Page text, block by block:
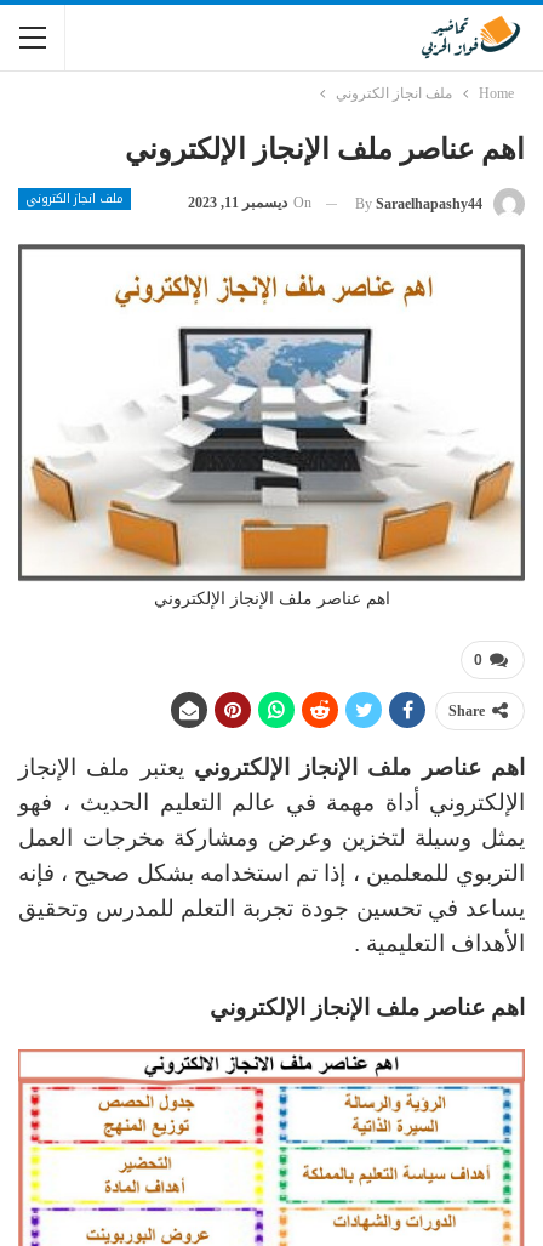
Home ملف انجاز الكتروني
اهم عناصر ملف الإنجاز الإلكتروني
ملف انجاز الكتروني By Saraelhapashy44
On ديسمبر 11, 2023
اهم عناصر ملف الإنجاز الإلكتروني
0
Share
اهم عناصر ملف الإنجاز الإلكتروني يعتبر ملف الإنجاز
الإلكتروني أداة مهمة في عالم التعليم الحديث ، فهو
يمثل وسيلة لتخزين وعرض ومشاركة مخرجات العمل
التربوي للمعلمين ، إذا تم استخدامه بشكل صحيح ، فإنه
يساعد في تحسين جودة تجربة التعلم للمدرس وتحقيق
الأهداف التعليمية .
اهم عناصر ملف الإنجاز الإلكتروني